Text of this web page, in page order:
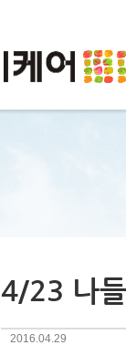
4/23 나
2016.04.29